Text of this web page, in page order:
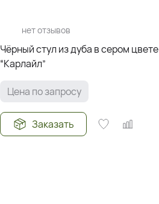
нет отзывов
Чёрный стул из дуба в сером цвете
“Карлайл”
Цена по запросу
Заказать